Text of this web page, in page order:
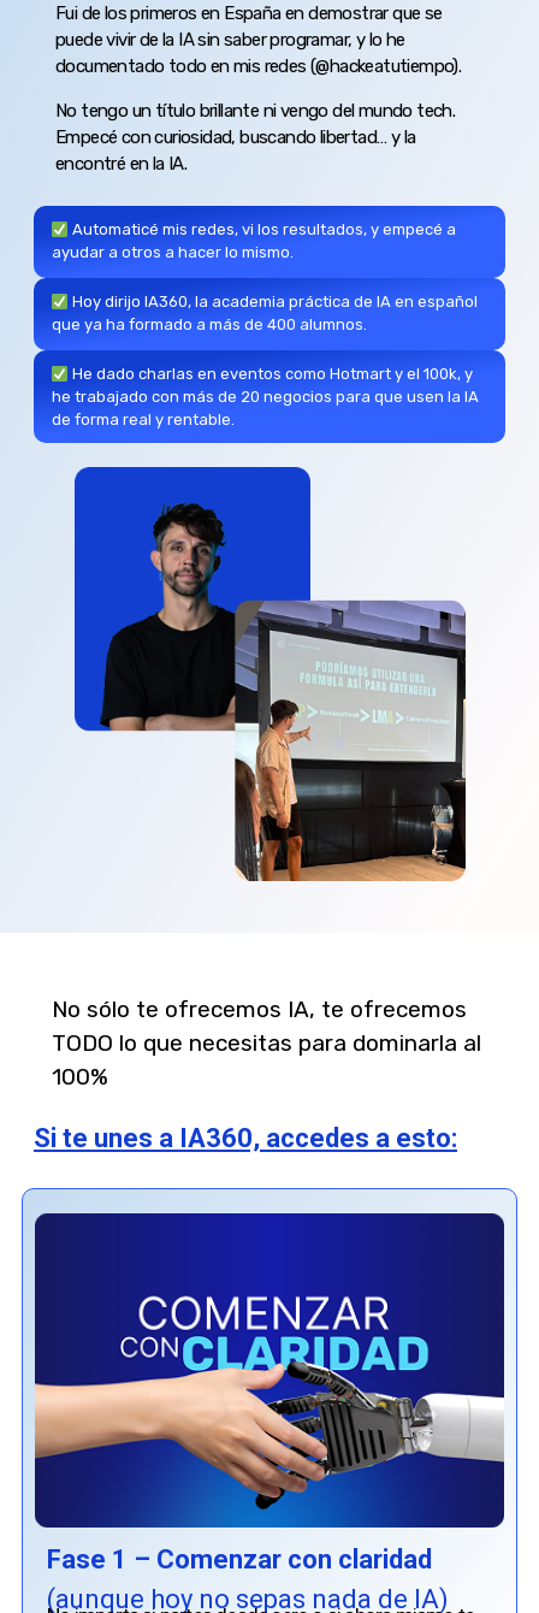
Fui de los primeros en España en demostrar que se
puede vivir de la IA sin saber programar, y lo he
documentado todo en mis redes (@hackeatutiempo).
No tengo un título brillante ni vengo del mundo tech.
Empecé con curiosidad, buscando libertad… y la
encontré en la IA.
Automaticé mis redes, vi los resultados, y empecé a
ayudar a otros a hacer lo mismo.
Hoy dirijo IA360, la academia práctica de IA en español
que ya ha formado a más de 400 alumnos.
He dado charlas en eventos como Hotmart y el 100k, y
he trabajado con más de 20 negocios para que usen la IA
de forma real y rentable.
No sólo te ofrecemos IA, te ofrecemos
TODO lo que necesitas para dominarla al
100%
Si te unes a IA360, accedes a esto:
Fase 1 – Comenzar con claridad
(aunque hoy no sepas nada de IA)